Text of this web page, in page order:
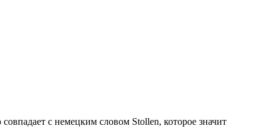
с немецким словом Stollen, которое значит